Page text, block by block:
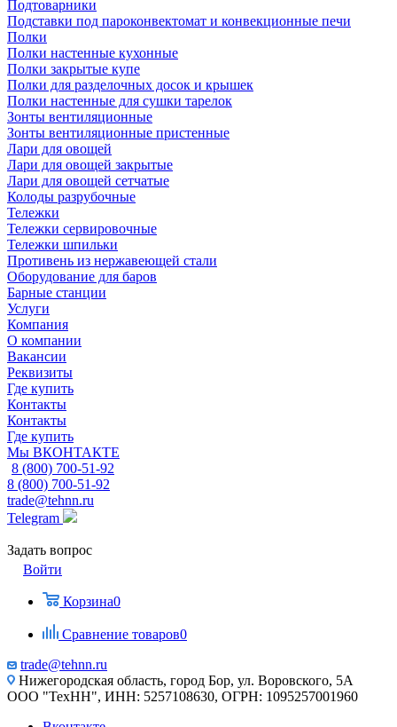
Подтоварники
Подставки под пароконвектомат и конвекционные печи
Полки
Полки настенные кухонные
Полки закрытые купе
Полки для разделочных досок и крышек
Полки настенные для сушки тарелок
Зонты вентиляционные
Зонты вентиляционные пристенные
Лари для овощей
Лари для овощей закрытые
Лари для овощей сетчатые
Колоды разрубочные
Тележки
Тележки сервировочные
Тележки шпильки
Противень из нержавеющей стали
Оборудование для баров
Барные станции
Услуги
Компания
О компании
Вакансии
Реквизиты
Где купить
Контакты
Контакты
Где купить
Мы ВКОНТАКТЕ
8 (800) 700-51-92
8 (800) 700-51-92
trade@tehnn.ru
Telegram
Задать вопрос
Войти
Корзина0
Сравнение товаров0
trade@tehnn.ru
Нижегородская область, город Бор, ул. Воровского, 5А
ООО "ТехНН", ИНН: 5257108630, ОГРН: 1095257001960